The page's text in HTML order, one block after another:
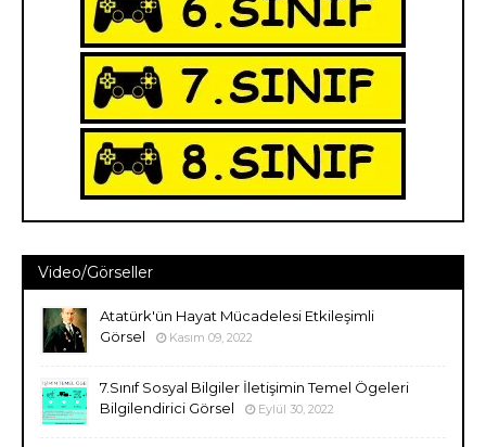
Video/Görseller
Atatürk'ün Hayat Mücadelesi Etkileşimli
Görsel
Kasım 09, 2022
7.Sınıf Sosyal Bilgiler İletişimin Temel Ögeleri
Bilgilendirici Görsel
Eylül 30, 2022